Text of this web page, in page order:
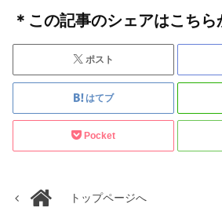
＊この記事のシェアはこちら
ポスト
はてブ
Pocket
トップページへ